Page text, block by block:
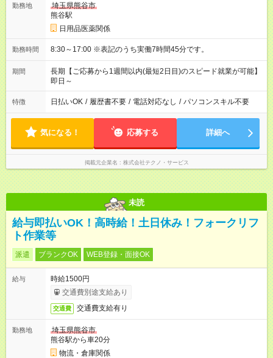
勤務地
埼玉県熊谷市
熊谷駅
日用品医薬関係
勤務時間 8:30～17:00 ※表記のうち実働7時間45分です。
期間
長期【ご応募から1週間以内(最短2日目)のスピード就業が可能】
即日～
特徴 日払いOK / 履歴書不要 / 電話対応なし / パソコンスキル不要
気になる！ 応募する 詳細へ
掲載元企業名 株式会社テクノ・サービス
未読
給与即払いOK！高時給！土日休み！フォークリフ
ト作業等
派遣 ブランクOK WEB登録・面接OK
給与
時給1500円
交通費別途支給あり
交通費 交通費支給有り
勤務地
埼玉県熊谷市
熊谷駅から車20分
物流・倉庫関係